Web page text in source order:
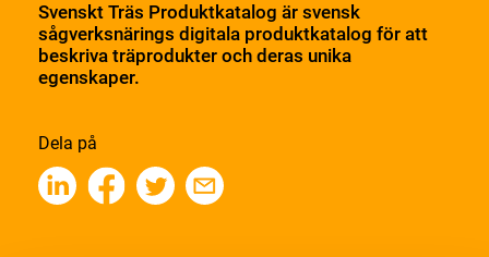
Svenskt Träs Produktkatalog är svensk
sågverksnärings digitala produktkatalog för att
beskriva träprodukter och deras unika
egenskaper.
Dela på